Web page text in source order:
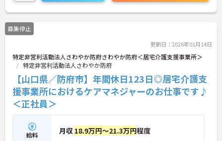
募集停止
更新日：2026年01月14日
特定非営利活動法人さわやか防府さわやか防府＜居宅介護支援事業所＞
特定非営利活動法人さわやか防府
【山口県／防府市】年間休日123日◎居宅介護支
援事業所におけるケアマネジャーのお仕事です♪
＜正社員＞
給料 月収 18.9万円～21.3万円程度